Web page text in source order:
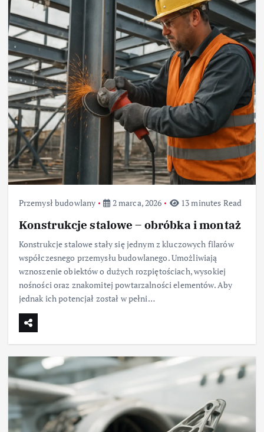
Przemysł budowlany 2 marca, 2026 13 minutes Read
Konstrukcje stalowe – obróbka i montaż
Konstrukcje stalowe stały się jednym z kluczowych filarów
współczesnego przemysłu budowlanego. Umożliwiają
wznoszenie obiektów o dużych rozpiętościach, wysokiej
nośności oraz znakomitej powtarzalności elementów. Aby
jednak ich potencjał został w pełni…